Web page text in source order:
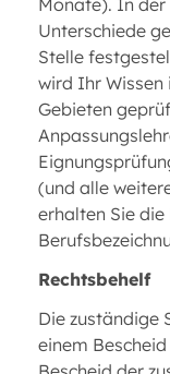
Monate). In der
Unterschiede
Stelle
wird Ihr Wissen
Gebieten
(und alle
erhalten Sie die
Rechtsbehelf
Die zuständige
einem